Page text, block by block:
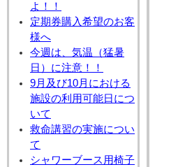
よ！！
定期券購入希望のお客
様へ
今週は、気温（猛暑
日）に注意！！
9月及び10月における
施設の利用可能日につ
いて
救命講習の実施につい
て
シャワーブース用椅子